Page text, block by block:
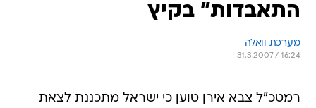
התאבדות" בקיץ
מערכת וואלה
31.3.2007 / 16:24
רמטכ"ל צבא אירן טוען כי ישראל מתכננת לצאת